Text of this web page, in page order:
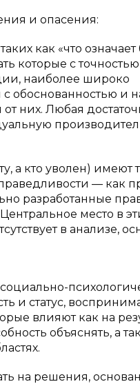
и опасения:
как «что означает
которые с
наиболее широко
обоснованностью и
них. Любая
а кто уволен) имеют
— как
разработанные
место в
в анализе,
и статус,
влияют как на
объяснять, а
на решения,